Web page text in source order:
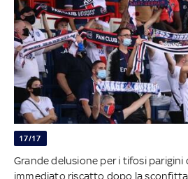
17/17
Grande delusione per i tifosi
immediato riscatto dopo la sconfitta